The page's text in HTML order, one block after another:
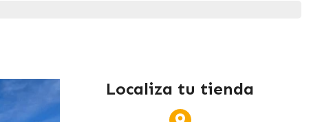
Localiza tu tienda